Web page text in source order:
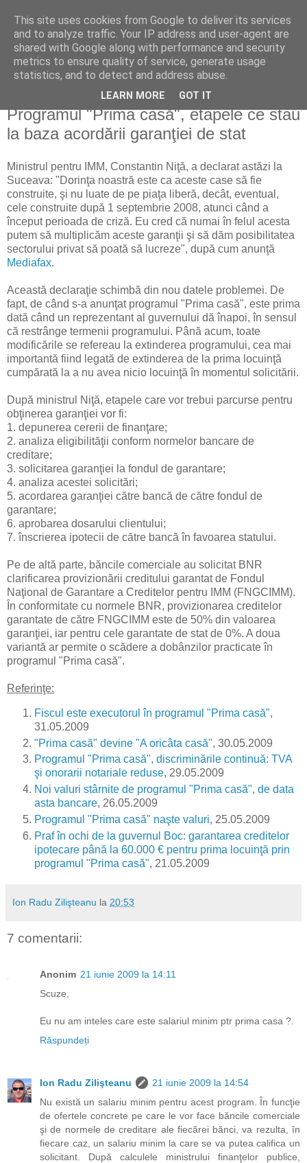
Reflecţii economice
blog de reflecţii, informaţii şi opinii economice
duminică, 31 mai 2009
Programul "Prima casă", etapele ce stau
la baza acordării garanţiei de stat
Ministrul pentru IMM, Constantin Niţă, a declarat astăzi la
Suceava: "Dorinţa noastră este ca aceste case să fie
construite, şi nu luate de pe piaţa liberă, decât, eventual,
cele construite după 1 septembrie 2008, atunci când a
început perioada de criză. Eu cred că numai în felul acesta
putem să multiplicăm aceste garanţii şi să dăm posibilitatea
sectorului privat să poată să lucreze", după cum anunţă
Mediafax.
Această declaraţie schimbă din nou datele problemei. De
fapt, de când s-a anunţat programul "Prima casă", este prima
dată când un reprezentant al guvernului dă înapoi, în sensul
că restrânge termenii programului. Până acum, toate
modificările se refereau la extinderea programului, cea mai
importantă fiind legată de extinderea de la prima locuinţă
cumpărată la a nu avea nicio locuinţă în momentul solicitării.
După ministrul Niţă, etapele care vor trebui parcurse pentru
obţinerea garanţiei vor fi:
1. depunerea cererii de finanţare;
2. analiza eligibilităţii conform normelor bancare de
creditare;
3. solicitarea garanţiei la fondul de garantare;
4. analiza acestei solicitări;
5. acordarea garanţiei către bancă de către fondul de
garantare;
6. aprobarea dosarului clientului;
7. înscrierea ipotecii de către bancă în favoarea statului.
Pe de altă parte, băncile comerciale au solicitat BNR
clarificarea provizionării creditului garantat de Fondul
Naţional de Garantare a Creditelor pentru IMM (FNGCIMM).
În conformitate cu normele BNR, provizionarea creditelor
garantate de către FNGCIMM este de 50% din valoarea
garanţiei, iar pentru cele garantate de stat de 0%. A doua
variantă ar permite o scădere a dobânzilor practicate în
programul "Prima casă".
Referinţe:
Fiscul este executorul în programul "Prima casă",
31.05.2009
"Prima casă" devine "A oricâta casă", 30.05.2009
Programul "Prima casă", discriminările continuă: TVA
şi onorarii notariale reduse, 29.05.2009
Noi valuri stârnite de programul "Prima casă", de data
asta bancare, 26.05.2009
Programul "Prima casă" naşte valuri, 25.05.2009
Praf în ochi de la guvernul Boc: garantarea creditelor
ipotecare până la 60.000 € pentru prima locuinţă prin
programul "Prima casă", 21.05.2009
Ion Radu Zilişteanu la 20:53
7 comentarii:
Anonim 21 iunie 2009 la 14:11
Scuze,
Eu nu am inteles care este salariul minim ptr prima casa ?.
Răspundeți
Ion Radu Zilişteanu
21 iunie 2009 la 14:54
Nu există un salariu minim pentru acest program. În funcţie
de ofertele concrete pe care le vor face băncile comerciale
şi de normele de creditare ale fiecărei bănci, va rezulta, în
fiecare caz, un salariu minim la care se va putea califica un
solicitant. După calculele ministrului finanţelor publice,
This site uses cookies from Google to deliver its services
and to analyze traffic. Your IP address and user-agent are
shared with Google along with performance and security
metrics to ensure quality of service, generate usage
statistics, and to detect and address abuse.
LEARN MORE GOT IT